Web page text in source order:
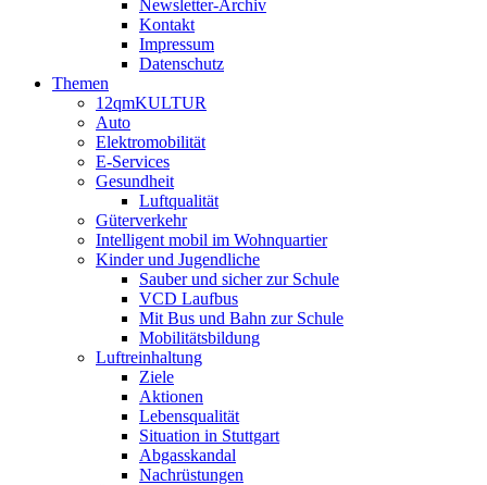
Newsletter-Archiv
Kontakt
Impressum
Datenschutz
Themen
12qmKULTUR
Auto
Elektromobilität
E-Services
Gesundheit
Luftqualität
Güterverkehr
Intelligent mobil im Wohnquartier
Kinder und Jugendliche
Sauber und sicher zur Schule
VCD Laufbus
Mit Bus und Bahn zur Schule
Mobilitätsbildung
Luftreinhaltung
Ziele
Aktionen
Lebensqualität
Situation in Stuttgart
Abgasskandal
Nachrüstungen